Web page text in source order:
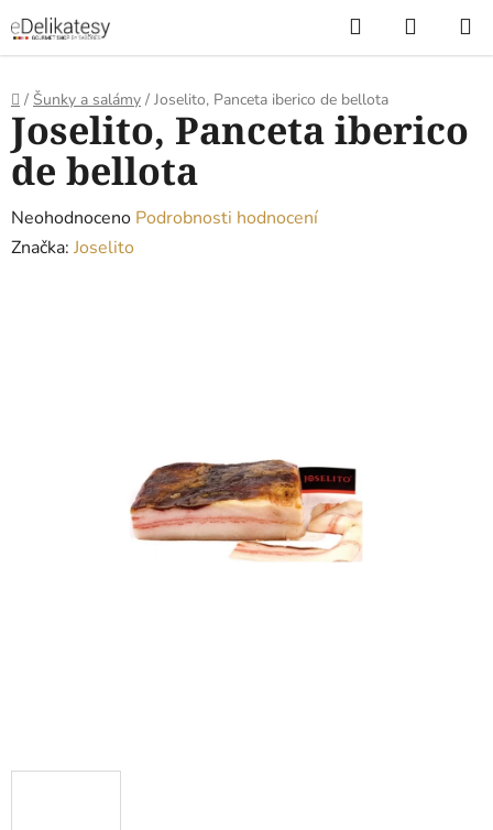
na
obsah
Hledat
KOŠÍK
Domů
/ Šunky a salámy / Joselito, Panceta iberico de bellota
Joselito, Panceta iberico
de bellota
Průměrné
hodnocení
Neohodnoceno Podrobnosti hodnocení
Značka: Joselito